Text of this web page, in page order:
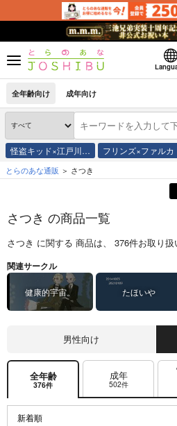
全年齢向け 成年向け
怪盗キッド×江戸川… フリンズ×ファルカ
とらのあな通販 さつき
さつき の商品一覧
さつき に関する 商品は、 376件お取り扱
関連サークル
健康的宇宙。 たほいや
男性向け
全年齢
376件
成年
502件